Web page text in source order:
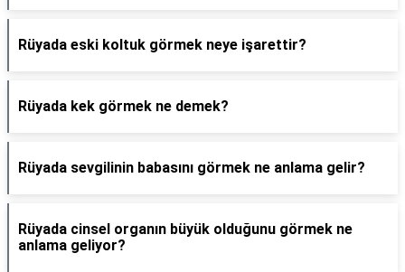
Rüyada eski koltuk görmek neye işarettir?
Rüyada kek görmek ne demek?
Rüyada sevgilinin babasını görmek ne anlama gelir?
Rüyada cinsel organın büyük olduğunu görmek ne
anlama geliyor?